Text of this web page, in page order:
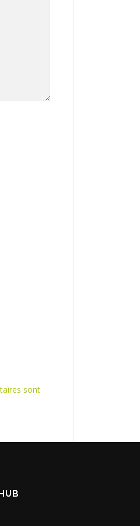
sont